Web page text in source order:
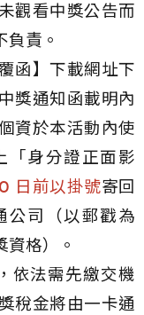
觀看中獎公告而
責。
函】下載網址下
獎通知函載明內
資於本活動內使
「身分證正面影
日前以掛號寄回
公司（以郵戳為
格）。
依法需先繳交機
稅金將由一卡通